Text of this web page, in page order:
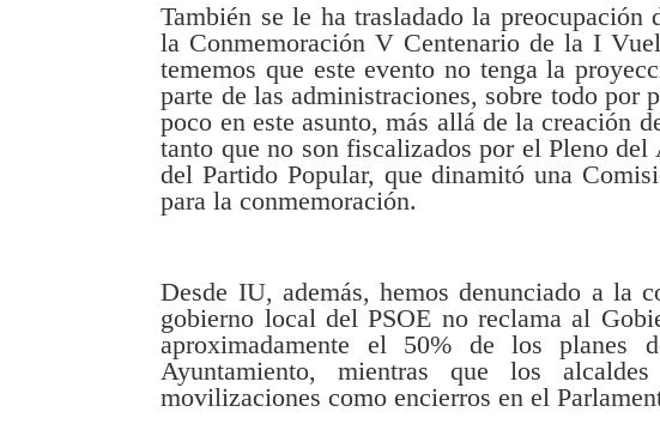
También se le ha trasladado la
la Conmemoración V Centenario de la I
tememos que este evento no tenga la
parte de las administraciones, sobre todo por
poco en este asunto, más allá de la creación
tanto que no son fiscalizados por el Pleno
del Partido Popular, que dinamitó una
para la conmemoración.
Desde IU, además, hemos denunciado a la
gobierno local del PSOE no reclama al
aproximadamente el 50% de los planes
Ayuntamiento, mientras que los
movilizaciones como encierros en el